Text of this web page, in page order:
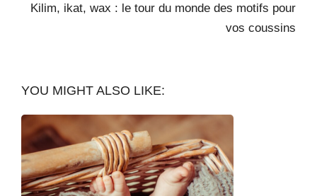
Kilim, ikat, wax : le tour du monde des motifs pour
vos coussins
YOU MIGHT ALSO LIKE: